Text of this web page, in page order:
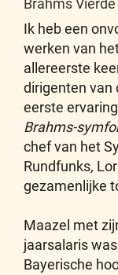
Brahms
Ik heb een
werken van
allereerste
dirigenten van
eerste
Brahms-
chef van het
Rundfunks,
gezamenlijke
Maazel met
jaarsalaris
Bayerische